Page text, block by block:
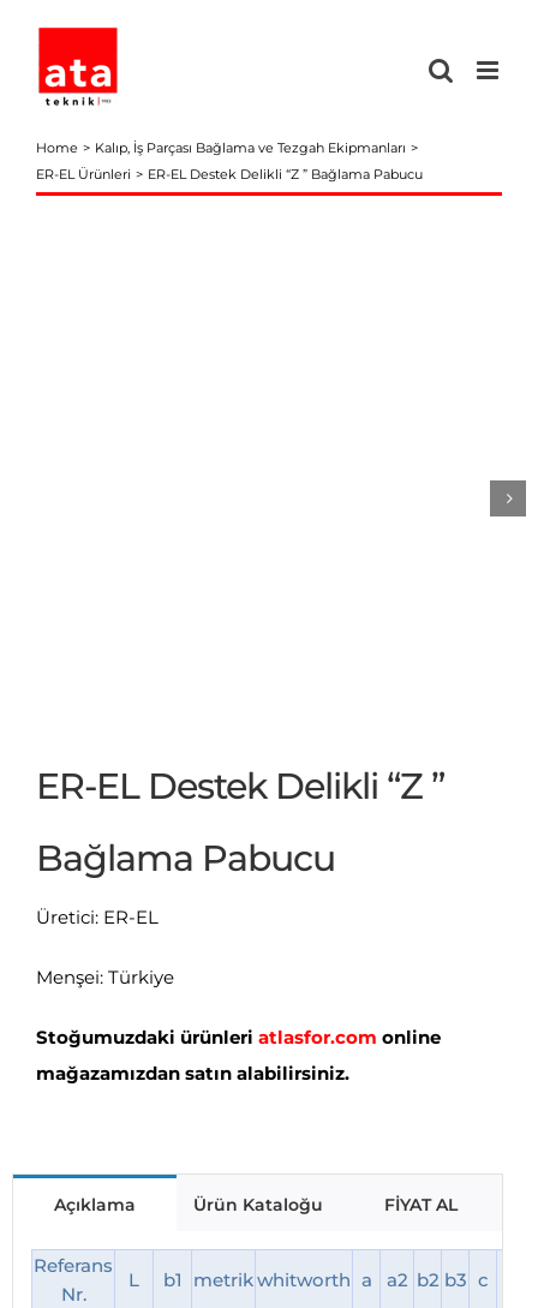
content
Home
Kalıp, İş Parçası Bağlama ve Tezgah Ekipmanları
ER-EL Ürünleri
ER-EL Destek Delikli “Z ” Bağlama Pabucu
ER-EL Destek Delikli “Z ”
Bağlama Pabucu
Üretici: ER-EL
Menşei: Türkiye
Stoğumuzdaki ürünleri atlasfor.com online
mağazamızdan satın alabilirsiniz.
Açıklama Ürün Kataloğu FİYAT AL
Referans
Nr.
L b1 metrikwhitworth a a2 b2 b3 c